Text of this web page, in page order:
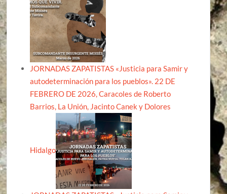
JORNADAS ZAPATISTAS «Justicia para Samir y
autodeterminación para los pueblos». 22 DE
FEBRERO DE 2026, Caracoles de Roberto
Barrios, La Unión, Jacinto Canek y Dolores
Hidalgo